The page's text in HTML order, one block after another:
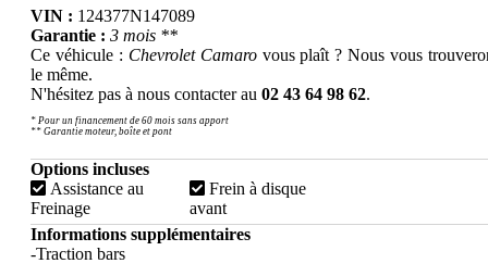
VIN : 124377N147089
Garantie : 3 mois **
Ce véhicule : Chevrolet Camarovous plaît ? Nous vous
le même.
N'hésitez pas à nous contacter au 02 43 64 98 62.
* Pour un financement de 60 mois sans apport
** Garantie moteur, boîte et pont
Options incluses
Assistance au
Freinage
Frein à disque
avant
Informations supplémentaires
-Traction bars